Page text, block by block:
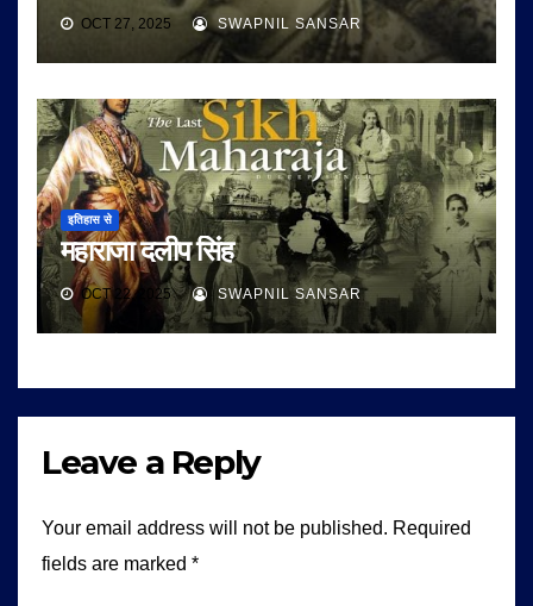
OCT 27, 2025 SWAPNIL SANSAR
इतिहास से
महाराजा दलीप सिंह
OCT 22, 2025 SWAPNIL SANSAR
Leave a Reply
Your email address will not be published. Required
fields are marked *